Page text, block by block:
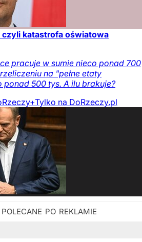
czyli katastrofa oświatowa
pracuje w sumie nieco ponad 700
na "pełne etaty
ponad 500 tys. A ilu brakuje?
Tylko na DoRzeczy.pl